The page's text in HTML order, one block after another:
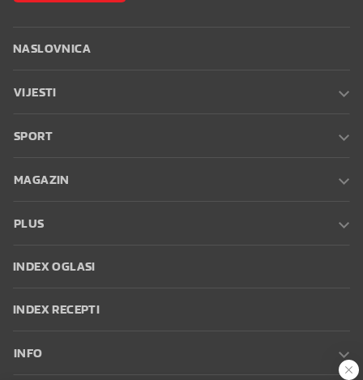
NASLOVNICA
VIJESTI
SPORT
MAGAZIN
PLUS
INDEX OGLASI
INDEX RECEPTI
INFO